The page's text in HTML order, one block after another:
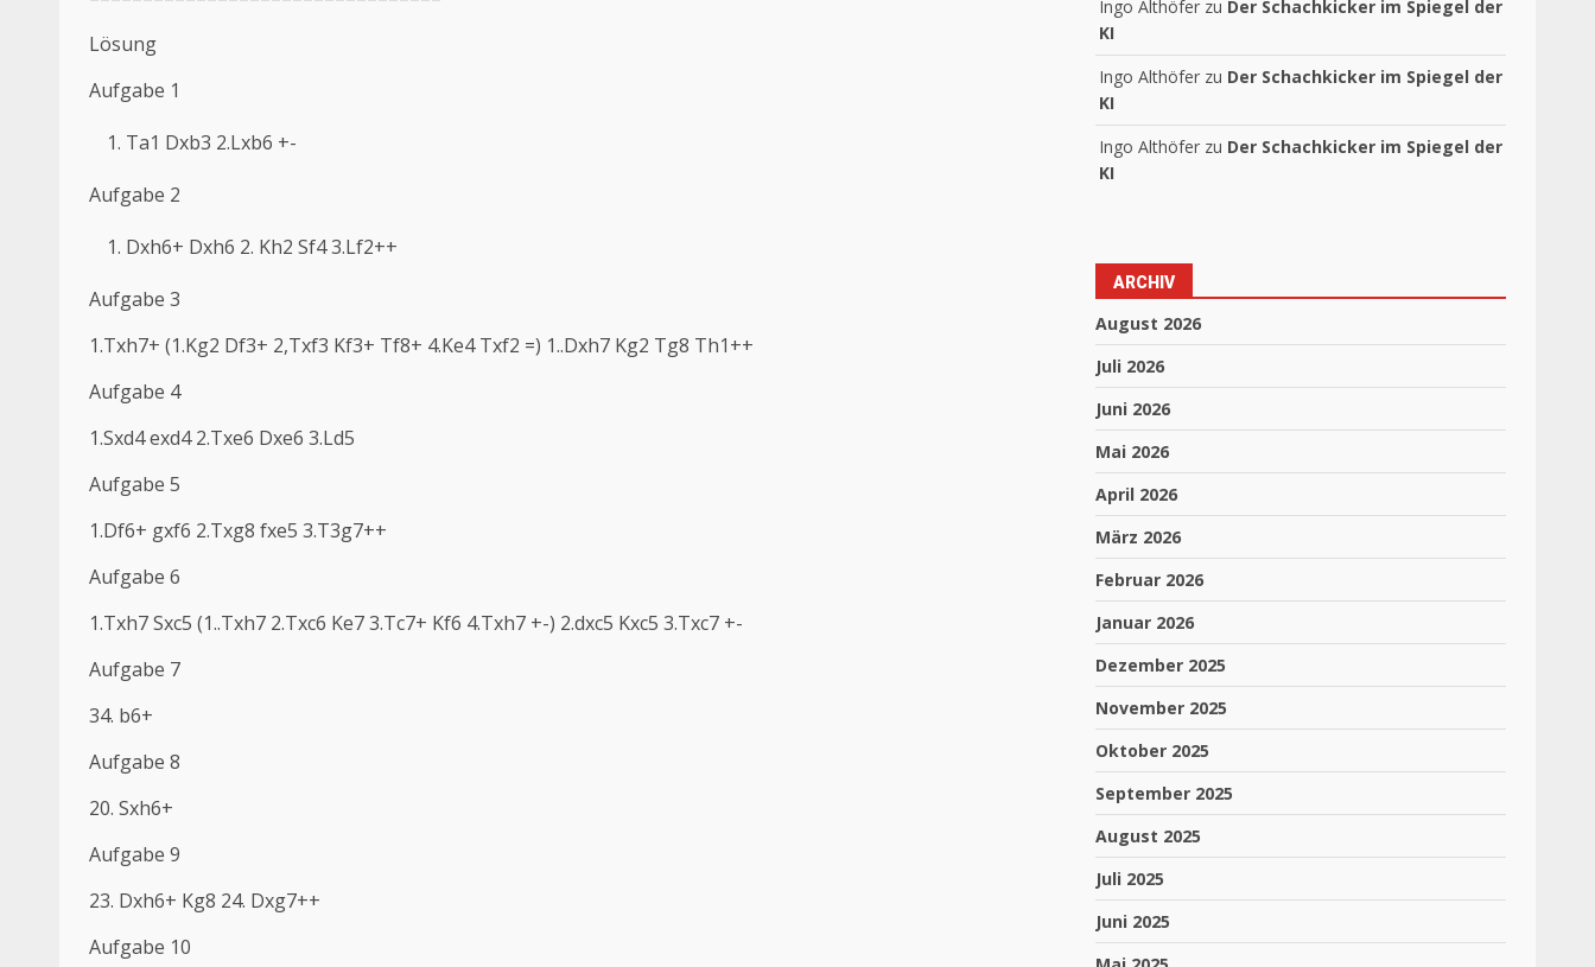
Lösung
Aufgabe 1
Ta1 Dxb3 2.Lxb6 +-
Aufgabe 2
Dxh6+ Dxh6 2. Kh2 Sf4 3.Lf2++
Aufgabe 3
1.Txh7+ (1.Kg2 Df3+ 2,Txf3 Kf3+ Tf8+ 4.Ke4 Txf2 =) 1..Dxh7 Kg2 Tg8 Th1++
Aufgabe 4
1.Sxd4 exd4 2.Txe6 Dxe6 3.Ld5
Aufgabe 5
1.Df6+ gxf6 2.Txg8 fxe5 3.T3g7++
Aufgabe 6
1.Txh7 Sxc5 (1..Txh7 2.Txc6 Ke7 3.Tc7+ Kf6 4.Txh7 +-) 2.dxc5 Kxc5 3.Txc7 +-
Aufgabe 7
34. b6+
Aufgabe 8
20. Sxh6+
Aufgabe 9
23. Dxh6+ Kg8 24. Dxg7++
Aufgabe 10
Ingo Althöfer zu Der Schachkicker im Spiegel der
KI
Ingo Althöfer zu Der Schachkicker im Spiegel der
KI
Ingo Althöfer zu Der Schachkicker im Spiegel der
KI
ARCHIV
August 2026
Juli 2026
Juni 2026
Mai 2026
April 2026
März 2026
Februar 2026
Januar 2026
Dezember 2025
November 2025
Oktober 2025
September 2025
August 2025
Juli 2025
Juni 2025